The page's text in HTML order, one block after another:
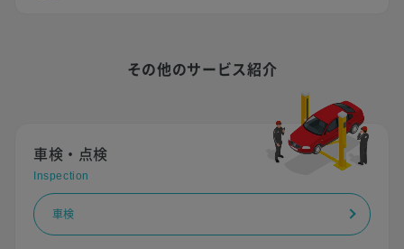
その他のサービス紹介
車検・点検
Inspection
車検